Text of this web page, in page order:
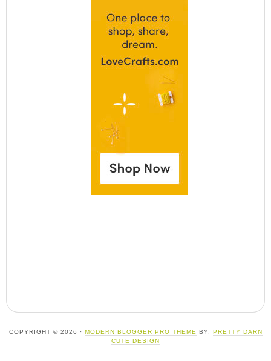
COPYRIGHT © 2026 · MODERN BLOGGER PRO THEME BY, PRETTY DARN
CUTE DESIGN